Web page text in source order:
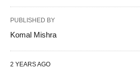
PUBLISHED BY
Komal Mishra
2 YEARS AGO